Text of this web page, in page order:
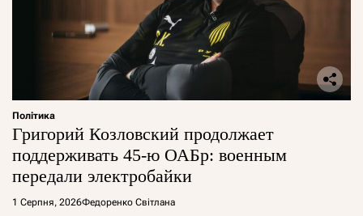
Політика
Григорий Козловский продолжает
поддерживать 45-ю ОАБр: военным
передали электробайки
1 Серпня, 2026Федоренко Світлана